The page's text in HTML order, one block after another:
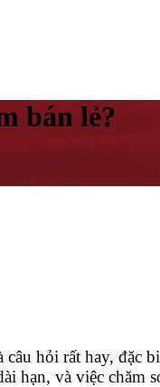
bán lẻ?
hỏi rất hay,
và việc chăm